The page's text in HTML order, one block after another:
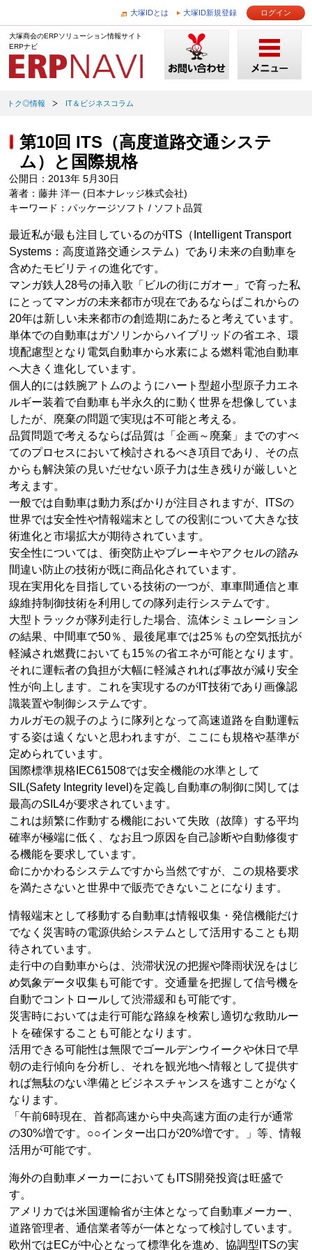
大塚IDとは 大塚ID新規登録 ログイン
大塚商会のERPソリューション情報サイト
ERPナビ
トク◎情報 IT＆ビジネスコラム
第10回 ITS（高度道路交通システ
ム）と国際規格
公開日：2013年 5月30日
著者：藤井 洋一 (日本ナレッジ株式会社)
キーワード：パッケージソフト / ソフト品質
最近私が最も注目しているのがITS（Intelligent Transport
Systems：高度道路交通システム）であり未来の自動車を
含めたモビリティの進化です。
マンガ鉄人28号の挿入歌「ビルの街にガオー」で育った私
にとってマンガの未来都市が現在であるならばこれからの
20年は新しい未来都市の創造期にあたると考えています。
単体での自動車はガソリンからハイブリッドの省エネ、環
境配慮型となり電気自動車から水素による燃料電池自動車
へ大きく進化しています。
個人的には鉄腕アトムのようにハート型超小型原子力エネ
ルギー装着で自動車も半永久的に動く世界を想像していま
したが、廃棄の問題で実現は不可能と考える。
品質問題で考えるならば品質は「企画～廃棄」までのすべ
てのプロセスにおいて検討されるべき項目であり、その点
からも解決策の見いだせない原子力は生き残りが厳しいと
考えます。
一般では自動車は動力系ばかりが注目されますが、ITSの
世界では安全性や情報端末としての役割について大きな技
術進化と市場拡大が期待されています。
安全性については、衝突防止やブレーキやアクセルの踏み
間違い防止の技術が既に商品化されています。
現在実用化を目指している技術の一つが、車車間通信と車
線維持制御技術を利用しての隊列走行システムです。
大型トラックが隊列走行した場合、流体シミュレーション
の結果、中間車で50％、最後尾車では25％もの空気抵抗が
軽減され燃費においても15％の省エネが可能となります。
それに運転者の負担が大幅に軽減されれば事故が減り安全
性が向上します。これを実現するのがIT技術であり画像認
識装置や制御システムです。
カルガモの親子のように隊列となって高速道路を自動運転
する姿は遠くないと思われますが、ここにも規格や基準が
定められています。
国際標準規格IEC61508では安全機能の水準として
SIL(Safety Integrity level)を定義し自動車の制御に関しては
最高のSIL4が要求されています。
これは頻繁に作動する機能において失敗（故障）する平均
確率が極端に低く、なお且つ原因を自己診断や自動修復す
る機能を要求しています。
命にかかわるシステムですから当然ですが、この規格要求
を満たさないと世界中で販売できないことになります。
情報端末として移動する自動車は情報収集・発信機能だけ
でなく災害時の電源供給システムとして活用することも期
待されています。
走行中の自動車からは、渋滞状況の把握や降雨状況をはじ
め気象データ収集も可能です。交通量を把握して信号機を
自動でコントロールして渋滞緩和も可能です。
災害時においては走行可能な路線を検索し適切な救助ルー
トを確保することも可能となります。
活用できる可能性は無限でゴールデンウイークや休日で早
朝の走行傾向を分析し、それを観光地へ情報として提供す
れば無駄のない準備とビジネスチャンスを逃すことがなく
なります。
「午前6時現在、首都高速から中央高速方面の走行が通常
の30%増です。○○インター出口が20%増です。」等、情報
活用が可能です。
海外の自動車メーカーにおいてもITS開発投資は旺盛で
す。
アメリカでは米国運輸省が主体となって自動車メーカー、
道路管理者、通信業者等が一体となって検討しています。
欧州ではECが中心となって標準化を進め、協調型ITSの実